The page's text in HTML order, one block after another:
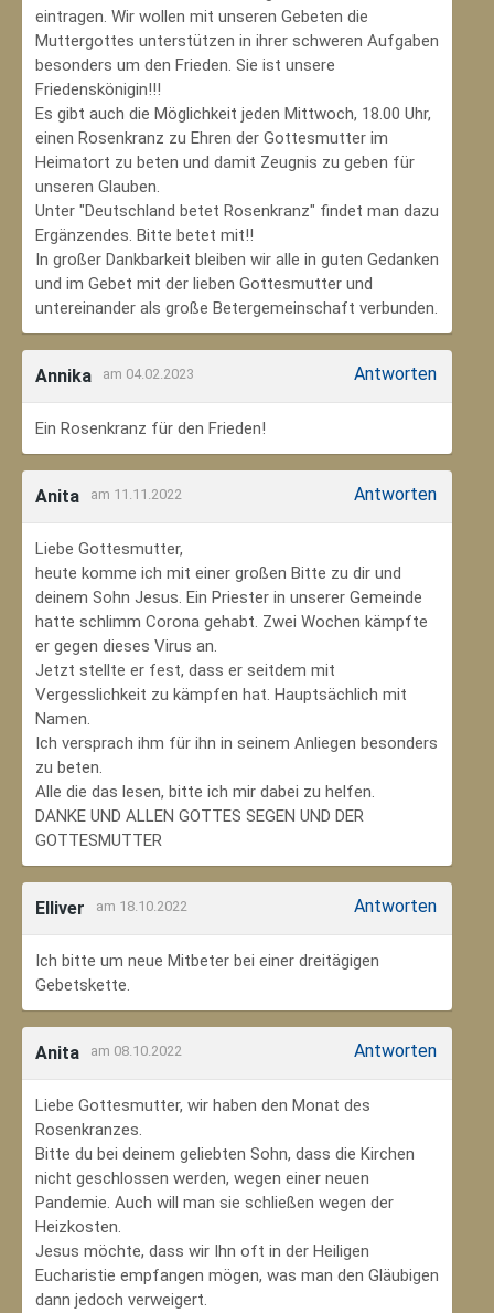
eintragen. Wir wollen mit unseren Gebeten die
Muttergottes unterstützen in ihrer schweren Aufgaben
besonders um den Frieden. Sie ist unsere
Friedenskönigin!!!
Es gibt auch die Möglichkeit jeden Mittwoch, 18.00 Uhr,
einen Rosenkranz zu Ehren der Gottesmutter im
Heimatort zu beten und damit Zeugnis zu geben für
unseren Glauben.
Unter "Deutschland betet Rosenkranz" findet man dazu
Ergänzendes. Bitte betet mit!!
In großer Dankbarkeit bleiben wir alle in guten Gedanken
und im Gebet mit der lieben Gottesmutter und
untereinander als große Betergemeinschaft verbunden.
Annika am 04.02.2023 Antworten
Ein Rosenkranz für den Frieden!
Anita am 11.11.2022 Antworten
Liebe Gottesmutter,
heute komme ich mit einer großen Bitte zu dir und
deinem Sohn Jesus. Ein Priester in unserer Gemeinde
hatte schlimm Corona gehabt. Zwei Wochen kämpfte
er gegen dieses Virus an.
Jetzt stellte er fest, dass er seitdem mit
Vergesslichkeit zu kämpfen hat. Hauptsächlich mit
Namen.
Ich versprach ihm für ihn in seinem Anliegen besonders
zu beten.
Alle die das lesen, bitte ich mir dabei zu helfen.
DANKE UND ALLEN GOTTES SEGEN UND DER
GOTTESMUTTER
Elliver am 18.10.2022 Antworten
Ich bitte um neue Mitbeter bei einer dreitägigen
Gebetskette.
Anita am 08.10.2022 Antworten
Liebe Gottesmutter, wir haben den Monat des
Rosenkranzes.
Bitte du bei deinem geliebten Sohn, dass die Kirchen
nicht geschlossen werden, wegen einer neuen
Pandemie. Auch will man sie schließen wegen der
Heizkosten.
Jesus möchte, dass wir Ihn oft in der Heiligen
Eucharistie empfangen mögen, was man den Gläubigen
dann jedoch verweigert.